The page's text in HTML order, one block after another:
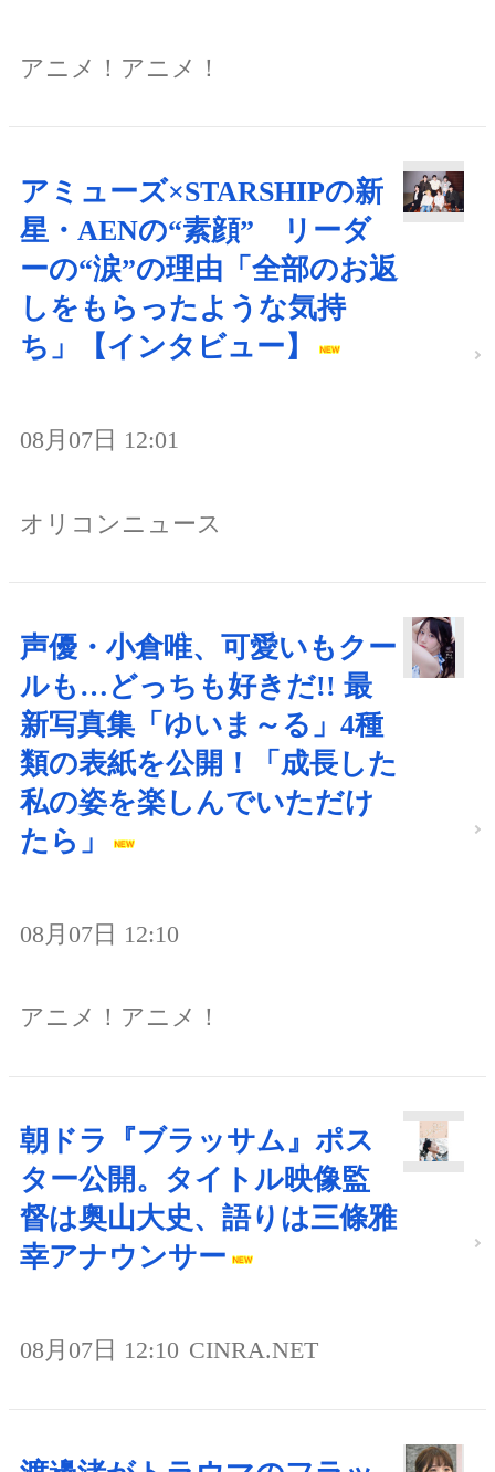
アニメ！アニメ！
アミューズ×STARSHIPの新
星・AENの“素顔” リーダ
ーの“涙”の理由「全部のお返
しをもらったような気持
ち」【インタビュー】
08月07日 12:01
オリコンニュース
声優・小倉唯、可愛いもクー
ルも…どっちも好きだ!! 最
新写真集「ゆいま～る」4種
類の表紙を公開！「成長した
私の姿を楽しんでいただけ
たら」
08月07日 12:10
アニメ！アニメ！
朝ドラ『ブラッサム』ポス
ター公開。タイトル映像監
督は奥山大史、語りは三條雅
幸アナウンサー
08月07日 12:10 CINRA.NET